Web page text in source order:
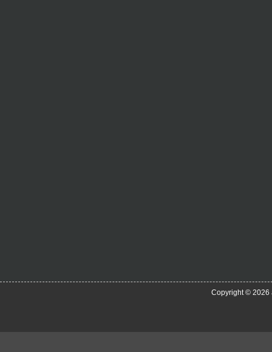
Copyright © 2026